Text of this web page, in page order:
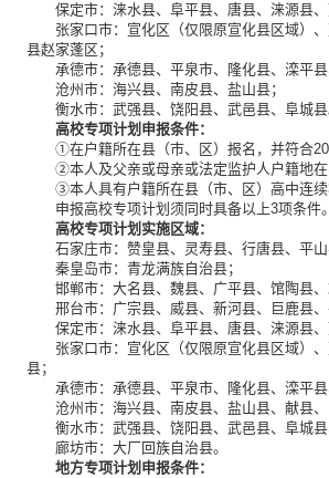
保定市：涞水县、阜平县、唐县、涞源县
张家口市：宣化区（仅限原宣化县区域）
县赵家蓬区；
承德市：承德县、平泉市、隆化县、滦平
沧州市：海兴县、南皮县、盐山县；
衡水市：武强县、饶阳县、武邑县、阜城县
高校专项计划申报条件：
①在户籍所在县（市、区）报名，并符合
②本人及父亲或母亲或法定监护人户籍地
③本人具有户籍所在县（市、区）高中连续
申报高校专项计划须同时具备以上3项条件。
高校专项计划实施区域：
石家庄市：赞皇县、灵寿县、行唐县、平山
秦皇岛市：青龙满族自治县；
邯郸市：大名县、魏县、广平县、馆陶县、
邢台市：广宗县、威县、新河县、巨鹿县
保定市：涞水县、阜平县、唐县、涞源县
张家口市：宣化区（仅限原宣化县区域）
县；
承德市：承德县、平泉市、隆化县、滦平
沧州市：海兴县、南皮县、盐山县、献县
衡水市：武强县、饶阳县、武邑县、阜城县
廊坊市：大厂回族自治县。
地方专项计划申报条件：